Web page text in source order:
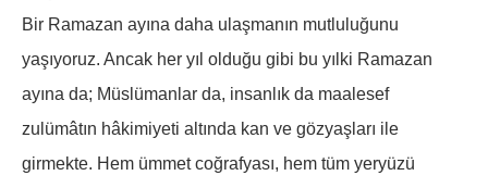
Bir Ramazan ayına daha ulaşmanın mutluluğunu
yaşıyoruz. Ancak her yıl olduğu gibi bu yılki Ramazan
ayına da; Müslümanlar da, insanlık da maalesef
zulümâtın hâkimiyeti altında kan ve gözyaşları ile
girmekte. Hem ümmet coğrafyası, hem tüm yeryüzü